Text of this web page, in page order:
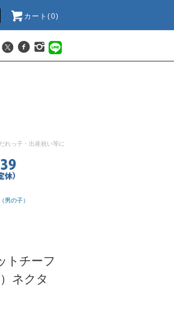
カート(0)
れっ子・出産祝い等に
男の子）
トチーフ
ネクタ